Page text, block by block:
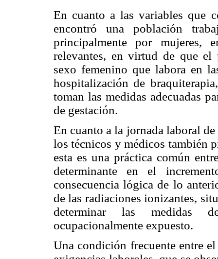
En cuanto a las variables que
encontró una población
principalmente por mujeres,
relevantes, en virtud de que el
sexo femenino que labora en
hospitalización de
toman las medidas adecuadas
de gestación.
En cuanto a la jornada laboral
los técnicos y médicos también
esta es una práctica común
determinante en el
consecuencia lógica de lo
de las radiaciones ionizantes,
determinar las medidas
ocupacionalmente expuesto.
Una condición frecuente entre